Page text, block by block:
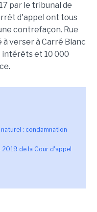
par le tribunal de
d'appel ont tous
contrefaçon. Rue
verser à Carré Blanc
intérêts et 10 000
: condamnation
de la Cour d'appel